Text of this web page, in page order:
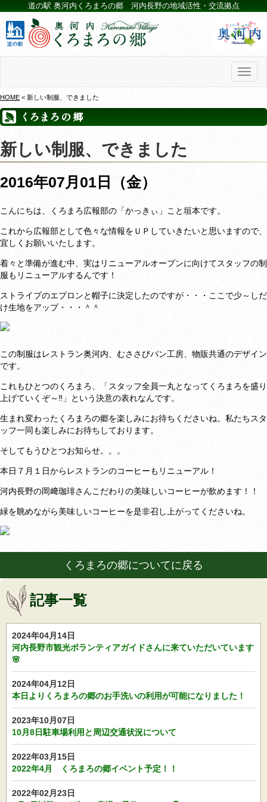
道の駅 奥河内くろまろの郷 河内長野の地域活性・交流拠点
HOME < 新しい制服、できました
新しい制服、できました
2016年07月01日（金）
こんにちは、くろまろ広報部の「かっきぃ」こと垣本です。
これから広報部として色々な情報をＵＰしていきたいと思いますので、
宜しくお願いいたします。
着々と準備が進む中、実はリニューアルオープンに向けてスタッフの制
服もリニューアルするんです！
ストライプのエプロンと帽子に決定したのですが・・・ここで少～しだ
け生地をアップ・・・＾＾
この制服はレストラン奥河内、むささびパン工房、物販共通のデザイン
です。
これもひとつのくろまろ、「スタッフ全員一丸となってくろまろを盛り
上げていくぞ～‼」という決意の表れなんです。
生まれ変わったくろまろの郷を楽しみにお待ちくださいね。私たちスタ
ッフ一同も楽しみにお待ちしております。
そしてもうひとつお知らせ。。。
本日７月１日からレストランのコーヒーもリニューアル！
河内長野の岡﨑珈琲さんこだわりの美味しいコーヒーが飲めます！！
緑を眺めながら美味しいコーヒーを是非召し上がってくださいね。
くろまろの郷についてに戻る
記事一覧
2024年04月14日
河内長野市観光ボランティアガイドさんに来ていただいています
🌸
2024年04月12日
本日よりくろまろの郷のお手洗いの利用が可能になりました！
2023年10月07日
10月8日駐車場利用と周辺交通状況について
2022年03月15日
2022年4月 くろまろの郷イベント予定！！
2022年02月23日